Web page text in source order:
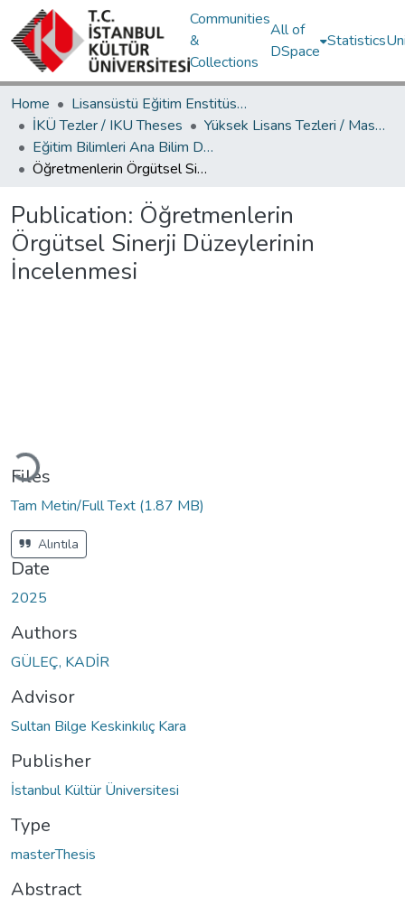
Communities
&
Collections
All of
DSpace
Statistics
Home
Lisansüstü Eğitim Enstitüsü / Postgraduate Education Institute
İKÜ Tezler / IKU Theses
Yüksek Lisans Tezleri / Master's Theses
Eğitim Bilimleri Ana Bilim Dalı / Department of Educational Sciences
Öğretmenlerin Örgütsel Sinerji Düzeylerinin İncelenmesi
Publication: Öğretmenlerin
Örgütsel Sinerji Düzeylerinin
İncelenmesi
Loading...
Files
Tam Metin/Full Text (1.87 MB)
Alıntıla
Date
2025
Authors
GÜLEÇ, KADİR
Advisor
Sultan Bilge Keskinkılıç Kara
Publisher
İstanbul Kültür Üniversitesi
Type
masterThesis
Abstract